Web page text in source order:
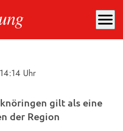
menu
Uhr
gilt als eine
der Region